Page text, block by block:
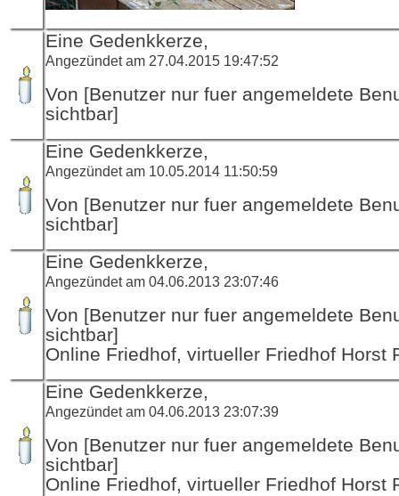
Eine Gedenkkerze,
Angezündet am 27.04.2015 19:47:52
Von [Benutzer nur fuer angemeldete
sichtbar]
Eine Gedenkkerze,
Angezündet am 10.05.2014 11:50:59
Von [Benutzer nur fuer angemeldete
sichtbar]
Eine Gedenkkerze,
Angezündet am 04.06.2013 23:07:46
Von [Benutzer nur fuer angemeldete
sichtbar]
Online Friedhof, virtueller Friedhof Horst
Eine Gedenkkerze,
Angezündet am 04.06.2013 23:07:39
Von [Benutzer nur fuer angemeldete
sichtbar]
Online Friedhof, virtueller Friedhof Horst